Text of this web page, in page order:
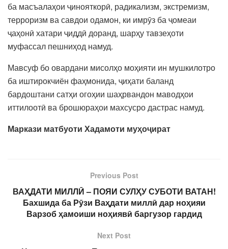
ба масъалаҳои ҷинояткорӣ, радикализм, экстремизм,
терроризм ва савдои одамон, ки имрӯз ба ҷомеаи
ҷаҳонӣ хатари ҷиддӣ доранд, шарҳу тавзеҳоти
муфассал пешниҳод намуд.
Мавсуф бо овардани мисолҳо моҳияти ин мушкилотро
ба иштирокчиён фаҳмонида, ҷиҳати баланд
бардоштани сатҳи огоҳии шаҳрвандон маводҳои
иттилоотӣ ва брошюраҳои махсусро дастрас намуд.
Маркази матбуоти Хадамоти муҳоҷират
Previous Post
ВАҲДАТИ МИЛЛӢ – ПОЯИ СУЛҲУ СУБОТИ ВАТАН!
Бахшида ба Рӯзи Ваҳдати миллӣ дар ноҳияи
Варзоб ҳамоиши ноҳиявӣ баргузор гардид
Next Post